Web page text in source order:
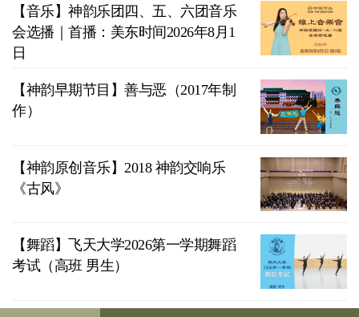
【音乐】神韵乐团四、五、六团音乐
会选播｜首播：美东时间2026年8月1
日
【神韵早期节目】善与恶（2017年制
作）
【神韵原创音乐】2018 神韵交响乐
《古风》
【舞蹈】飞天大学2026第一学期舞蹈
考试（高班 男生）